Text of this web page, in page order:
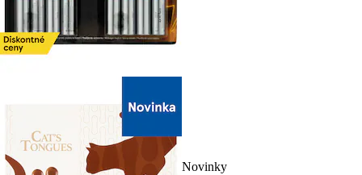
Novinky